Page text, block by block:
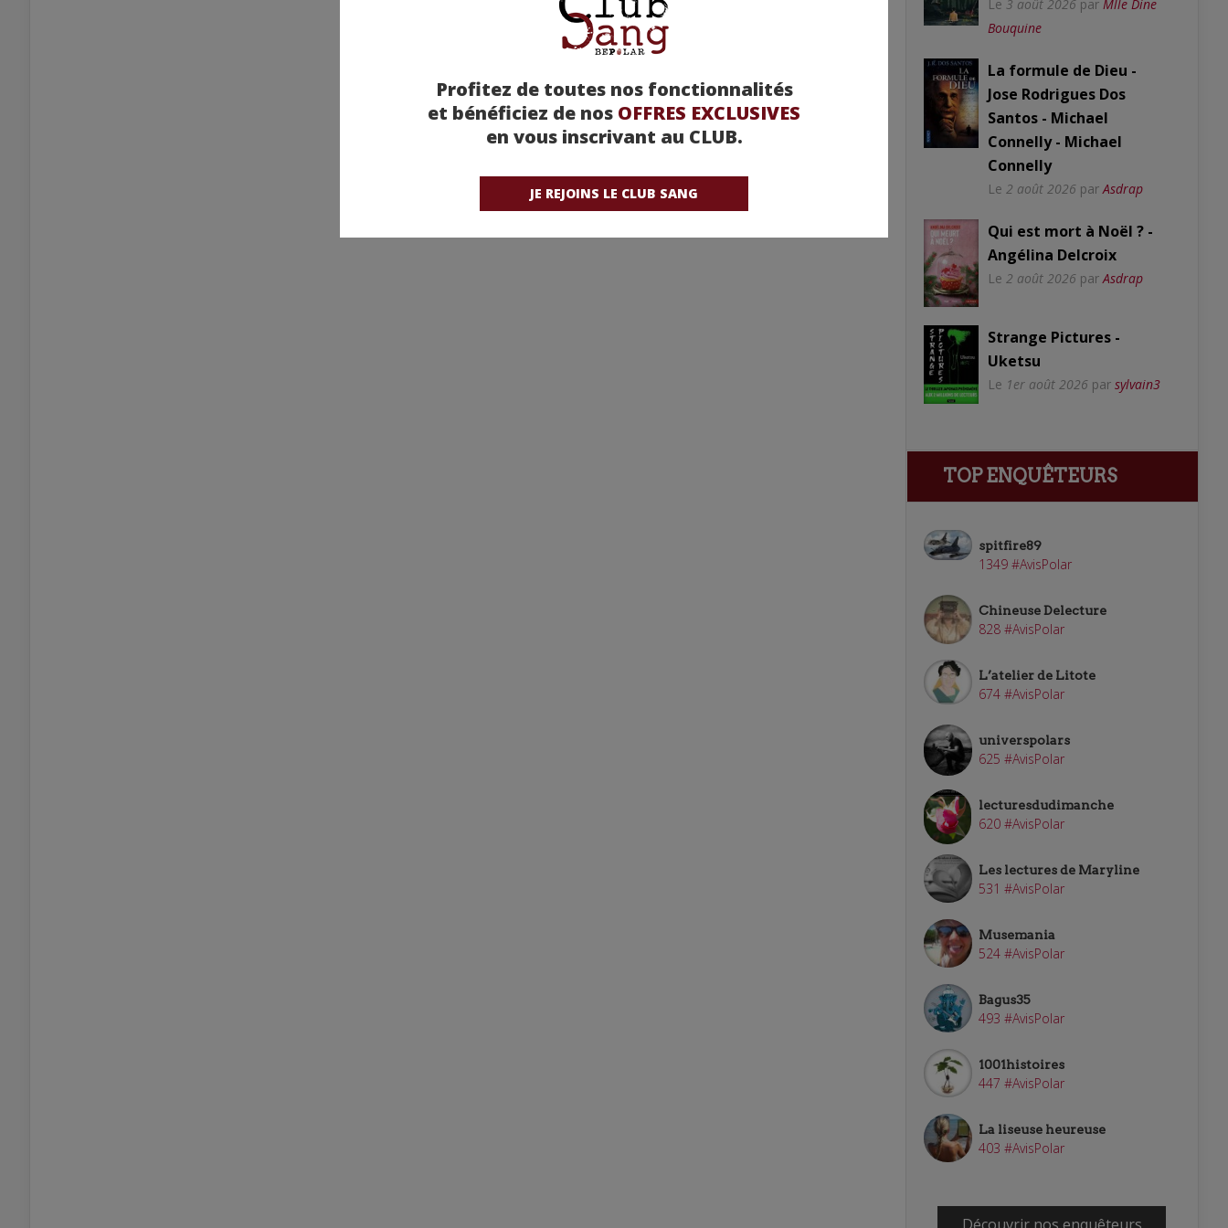
Profitez de toutes nos fonctionnalités
et bénéficiez de nos OFFRES EXCLUSIVES
en vous inscrivant au CLUB.
JE REJOINS LE CLUB SANG
Le 3 août 2026 par Mlle Dine
Bouquine
La formule de Dieu -
Jose Rodrigues Dos
Santos - Michael
Connelly - Michael
Connelly
Le 2 août 2026 par Asdrap
Qui est mort à Noël ? -
Angélina Delcroix
Le 2 août 2026 par Asdrap
Strange Pictures -
Uketsu
Le 1er août 2026 par sylvain3
TOP ENQUÊTEURS
spitfire89
1349 #AvisPolar
Chineuse Delecture
828 #AvisPolar
L’atelier de Litote
674 #AvisPolar
universpolars
625 #AvisPolar
lecturesdudimanche
620 #AvisPolar
Les lectures de Maryline
531 #AvisPolar
Musemania
524 #AvisPolar
Bagus35
493 #AvisPolar
1001histoires
447 #AvisPolar
La liseuse heureuse
403 #AvisPolar